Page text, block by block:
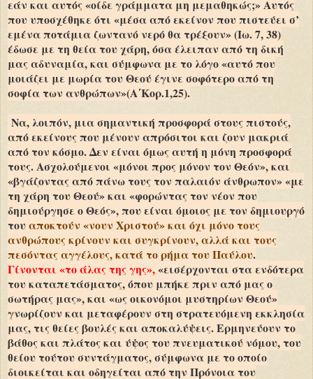
εάν και αυτός «οίδε γράμματα μη μεμαθηκώς;» Αυτός
που υποσχέθηκε ότι «μέσα από εκείνον που πιστεύει σ’
εμένα ποτάμια ζωντανό νερό θα τρέξουν» (Ιω. 7, 38)
έδωσε με τη θεία του χάρη, όσα έλειπαν από τη δική
μας αδυναμία, και σύμφωνα με το λόγο «αυτό που
μοιάζει με μωρία του Θεού έγινε σοφότερο από τη
σοφία των ανθρώπων»(Α΄Κορ.1,25).
Να, λοιπόν, μια σημαντική προσφορά στους πιστούς,
από εκείνους που μένουν απρόσιτοι και ζουν μακριά
από τον κόσμο. Δεν είναι όμως αυτή η μόνη προσφορά
τους. Ασχολούμενοι «μόνοι προς μόνον τον Θεόν», και
«βγάζοντας από πάνω τους τον παλαιόν άνθρωπον» «με
τη χάρη του Θεού» και «φορώντας τον νέον που
δημιούργησε ο Θεός», που είναι όμοιος με τον δημιουργό
τουαποκτούν «νουν Χριστού» και όχι μόνο τους
ανθρώπους κρίνουν και συγκρίνουν, αλλά και τους
πεσόντας αγγέλους, κατά το ρήμα του Παύλου.
Γίνονται «το άλας της γης»,«εισέρχονται στα ενδότερα
του καταπετάσματος, όπου μπήκε πριν από μας ο
σωτήρας μας», και «ως οικονόμοι μυστηρίων Θεού»
γνωρίζουν και μεταφέρουν στη στρατευόμενη εκκλησία
μας, τις θείες βουλές και αποκαλύψεις. Ερμηνεύουν το
βάθος και πλάτος και ύψος του πνευματικού νόμου, του
θείου τούτου συντάγματος, σύμφωνα με το οποίο
διοικείται και οδηγείται από την Πρόνοια του